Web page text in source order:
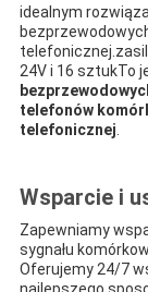
idealnym
24V i 16 sztukTo
telefonów
telefonicznej.
Wsparcie i
Zapewniamy
sygnału
Oferujemy 24/7